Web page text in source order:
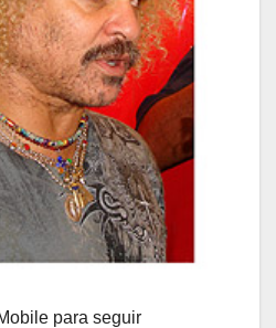
para seguir